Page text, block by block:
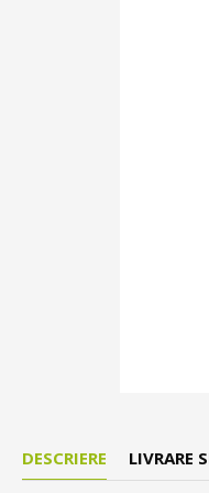
DESCRIERE LIVRARE